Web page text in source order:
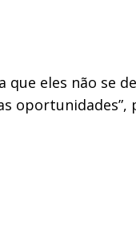
eles não se
oportunidades”,